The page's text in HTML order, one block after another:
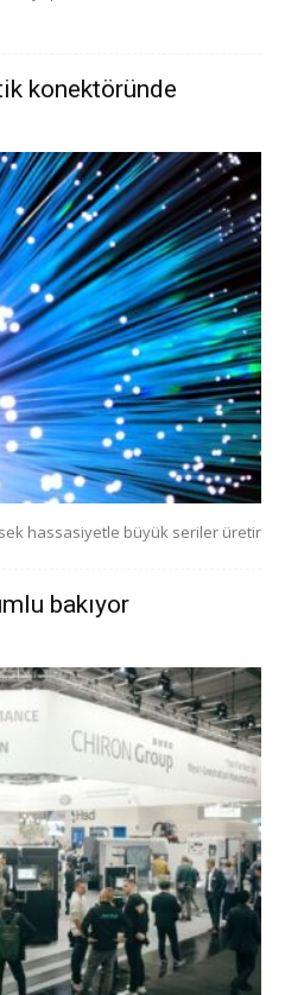
konektöründe
hassasiyetle büyük seriler üretir
bakıyor